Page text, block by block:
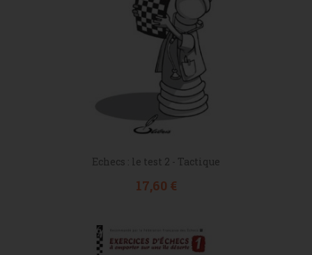
Echecs : le test 2 - Tactique
Prix
17,60 €